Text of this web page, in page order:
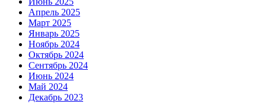
Апрель 2025
Март 2025
Январь 2025
Ноябрь 2024
Октябрь 2024
Сентябрь 2024
Июнь 2024
Май 2024
Декабрь 2023